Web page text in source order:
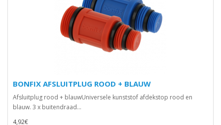
BONFIX AFSLUITPLUG ROOD + BLAUW
Afsluitplug rood + blauwUniversele kunststof afdekstop rood en
blauw. 3 x buitendraad...
4,92€